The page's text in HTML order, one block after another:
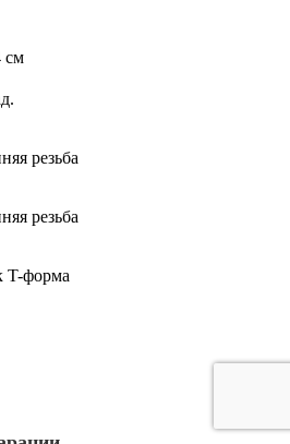
см
резьба
резьба
T-форма